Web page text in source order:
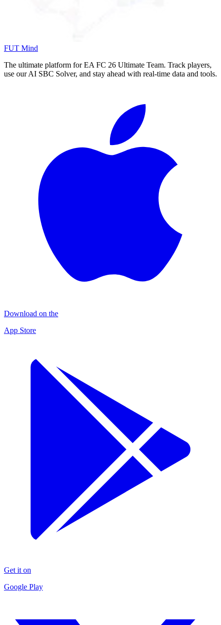
FUT Mind
The ultimate platform for EA FC 26 Ultimate Team. Track players,
use our AI SBC Solver, and stay ahead with real-time data and tools.
Download on the
App Store
Get it on
Google Play